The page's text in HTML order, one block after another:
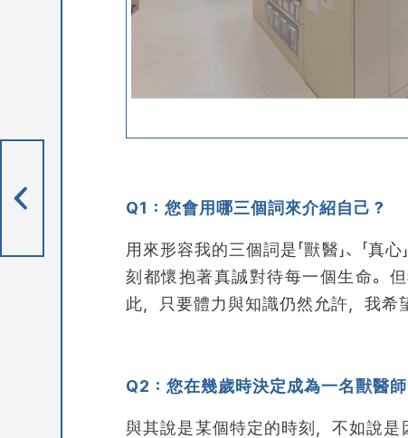
Q1：您會用哪三個詞來介紹自己？
用來形容我的三個詞是「獸醫」、「真心
刻都懷抱著真誠對待每一個生命。
此，只要體力與知識仍然允許，我希
Q2：您在幾歲時決定成為一名獸醫師
與其說是某個特定的時刻，不如說
萍獸醫師的心臟科之路